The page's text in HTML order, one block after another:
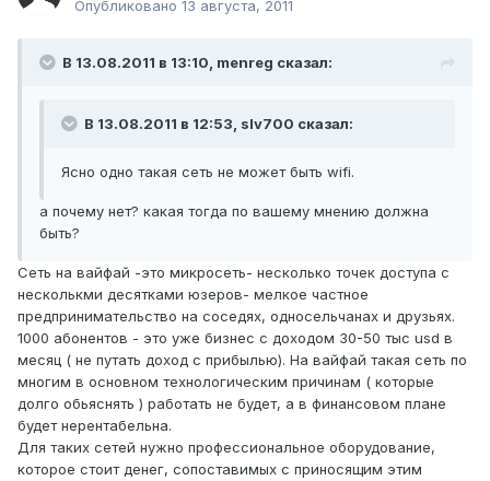
Опубликовано 13 августа, 2011
В 13.08.2011 в 13:10, menreg сказал:
В 13.08.2011 в 12:53, slv700 сказал:
Ясно одно такая сеть не может быть wifi.
а почему нет? какая тогда по вашему мнению должна
быть?
Сеть на вайфай -это микросеть- несколько точек доступа с
несколькми десятками юзеров- мелкое частное
предпринимательство на соседях, односельчанах и друзьях.
1000 абонентов - это уже бизнес с доходом 30-50 тыс usd в
месяц ( не путать доход с прибылью). На вайфай такая сеть по
многим в основном технологическим причинам ( которые
долго обьяснять ) работать не будет, а в финансовом плане
будет нерентабельна.
Для таких сетей нужно профессиональное оборудование,
которое стоит денег, сопоставимых с приносящим этим